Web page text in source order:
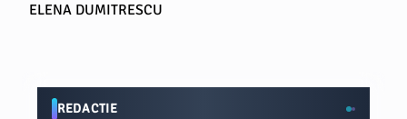
ELENA DUMITRESCU
REDACTIE